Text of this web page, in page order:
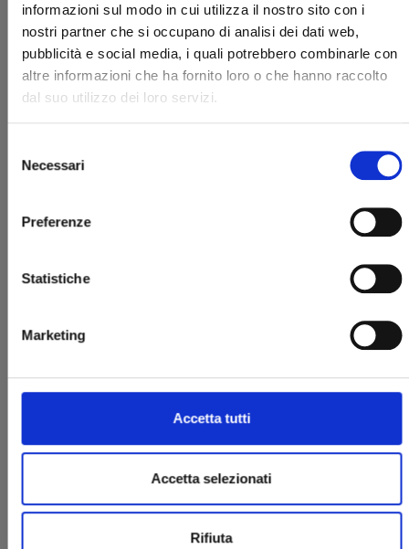
informazioni sul modo in cui utilizza il nostro sito con i
nostri partner che si occupano di analisi dei dati web,
pubblicità e social media, i quali potrebbero combinarle con
altre informazioni che ha fornito loro o che hanno raccolto
dal suo utilizzo dei loro servizi.
delNecessari
Preferenze
Statistiche
Marketing
Accetta tutti
Accetta selezionati
Rifiuta